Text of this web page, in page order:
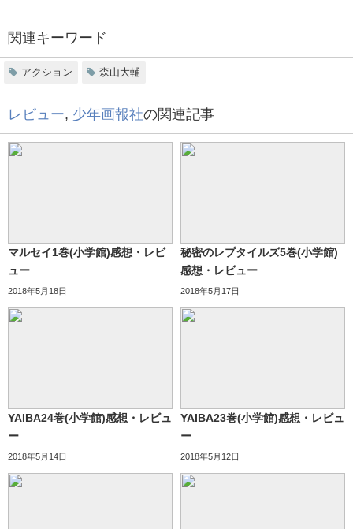
関連キーワード
アクション 森山大輔
レビュー, 少年画報社の関連記事
マルセイ1巻(小学館)感想・レビ
ュー
2018年5月18日
秘密のレプタイルズ5巻(小学館)
感想・レビュー
2018年5月17日
YAIBA24巻(小学館)感想・レビュ
ー
2018年5月14日
YAIBA23巻(小学館)感想・レビュ
ー
2018年5月12日